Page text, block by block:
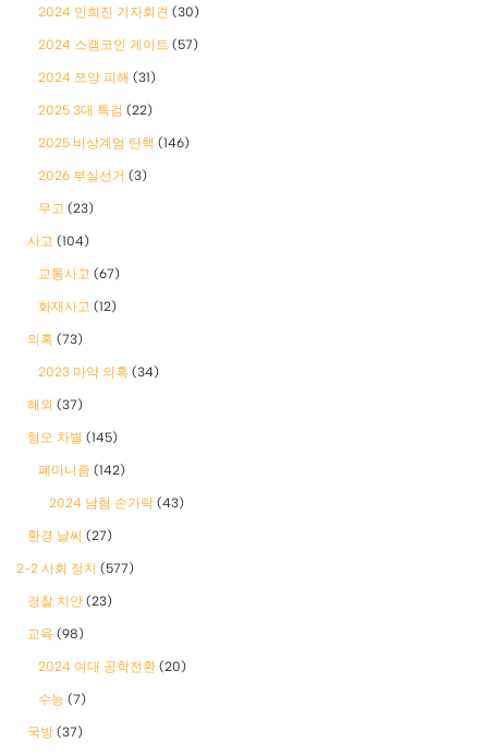
2024 민희진 기자회견 (30)
2024 스캠코인 게이트 (57)
2024 쯔양 피해 (31)
2025 3대 특검 (22)
2025 비상계엄 탄핵 (146)
2026 부실선거 (3)
무고 (23)
사고 (104)
교통사고 (67)
화재사고 (12)
의혹 (73)
2023 마약 의혹 (34)
해외 (37)
혐오 차별 (145)
폐미니즘 (142)
2024 남혐 손가락 (43)
환경 날씨 (27)
2-2 사회 정치 (577)
경찰 치안 (23)
교육 (98)
2024 여대 공학전환 (20)
수능 (7)
국방 (37)